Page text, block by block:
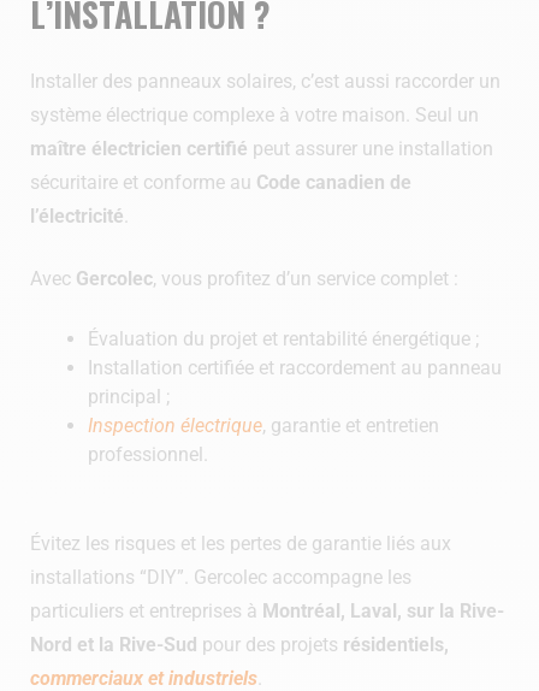
L’INSTALLATION ?
Installer des panneaux solaires, c’est aussi raccorder un
système électrique complexe à votre maison. Seul un
maître électricien certifié peut assurer une installation
sécuritaire et conforme au Code canadien de
l’électricité
Avec Gercolec, vous profitez d’un service complet :
Évaluation du projet et rentabilité énergétique ;
Installation certifiée et raccordement au panneau
principal ;
Inspection électrique, garantie et entretien
professionnel.
Évitez les risques et les pertes de garantie liés aux
installations “DIY”. Gercolec accompagne les
particuliers et entreprises à Montréal, Laval, sur la Rive-
Nord et la Rive-Sud pour des projets résidentiels,
commerciaux et industriels